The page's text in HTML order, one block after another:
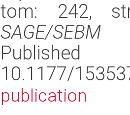
tom: 242,
SAGE/SEBM
Published
10.1177/
publication